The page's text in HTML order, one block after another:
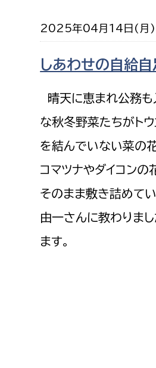
ペット
生活援護課
障がい福祉課
保険課
健康づくり課
建設部
建設政策課
国県事業推進課
土木管理課
2025年04月14日(月)
しあわせの自給自
晴天に恵まれ公務も
な秋冬野菜たちがト
を結んでいない菜の
コマツナやダイコン
そのまま敷き詰めてい
由一さんに教わりま
ます。